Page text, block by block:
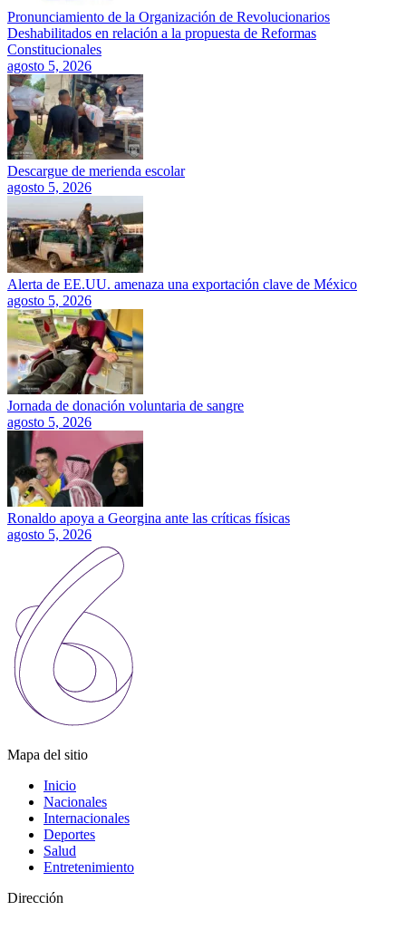
Pronunciamiento de la Organización de Revolucionarios
Deshabilitados en relación a la propuesta de Reformas
Constitucionales
agosto 5, 2026
Descargue de merienda escolar
agosto 5, 2026
Alerta de EE.UU. amenaza una exportación clave de México
agosto 5, 2026
Jornada de donación voluntaria de sangre
agosto 5, 2026
Ronaldo apoya a Georgina ante las críticas físicas
agosto 5, 2026
Mapa del sitio
Inicio
Nacionales
Internacionales
Deportes
Salud
Entretenimiento
Dirección